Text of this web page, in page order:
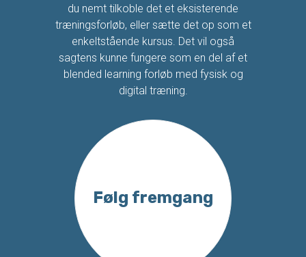
du nemt tilkoble det et eksisterende
træningsforløb, eller sætte det op som et
enkeltstående kursus. Det vil også
sagtens kunne fungere som en del af et
blended learning forløb med fysisk og
digital træning.
Følg fremgang